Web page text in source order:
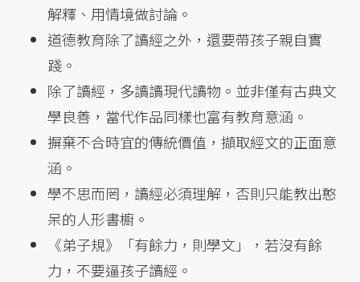
解釋、用情境做討論。
道德教育除了讀經之外，還要帶孩子親自實
踐。
除了讀經，多讀讀現代讀物。並非僅有古典文
學良善，當代作品同樣也富有教育意涵。
摒棄不合時宜的傳統價值，擷取經文的正面意
涵。
學不思而罔，讀經必須理解，否則只能教出憨
呆的人形書櫥。
《弟子規》「有餘力，則學文」，若沒有餘
力，不要逼孩子讀經。